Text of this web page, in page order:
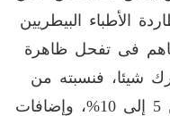
الأطباء البيطريين
فى تفحل ظاهرة
شيئا، فنسبته من
إجمالى حجم تصنيع اللقاحات من 5 إلى 10%، وإضافات